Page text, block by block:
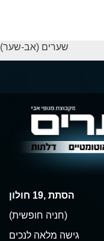
שערים (אב-שער)
הסתת ,19 חולון
(חניה חופשית)
גישה מלאה לנכים